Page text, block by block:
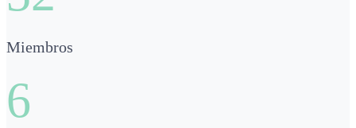
Miembros
6